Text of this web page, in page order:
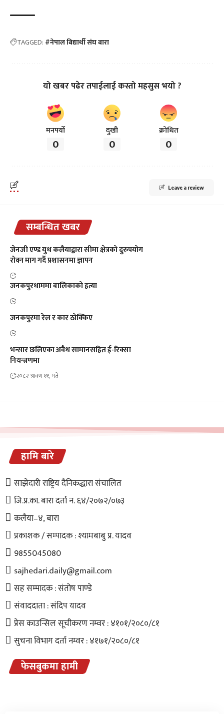
TAGGED: #नेपाल बिद्यार्थी संघ बारा
यो खबर पढेर तपाईलाई कस्तो महसुस भयो ?
मनपर्यो
0
दुखी
0
क्रोधित
0
Leave a review
सम्बन्धित खबर
जेनजी एण्ड युथ कलैयाद्वारा सीमा क्षेत्रको दुरुपयोग
रोक्न माग गर्दै प्रशासनमा ज्ञापन
जनकपुरधाममा बालिकाको हत्या
जनकपुरमा रेल र कार ठोक्किए
भन्सार छलिएका अवैध सामानसहित ई-रिक्सा
नियन्त्रणमा
२०८२ श्रावण ११, गते
हामि बारे
साझेदारी राष्ट्रिय दैनिकद्धारा संचालित
जि.प्र.का. बारा दर्ता न. ६४/२०७२/०७३
कलैया–४, बारा
प्रकाशक / सम्पादक : श्यामबाबु प्र. यादव
9855045080
sajhedari.daily@gmail.com
सह सम्पादक : संतोष पाण्डे
संवाददाता : संदिप यादव
प्रेस काउन्सिल सूचीकरण नम्वर : ४१०१/२०८०/८१
सुचना विभाग दर्ता नम्वर : ४१७१/२०८०/८१
फेसबुकमा हामी